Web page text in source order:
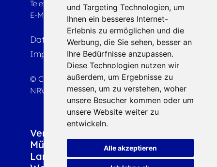
und Targeting Technologien, um
Ihnen ein besseres Internet-
Erlebnis zu ermöglichen und die
Werbung, die Sie sehen, besser an
Ihre Bedürfnisse anzupassen.
Diese Technologien nutzen wir
außerdem, um Ergebnisse zu
messen, um zu verstehen, woher
unsere Besucher kommen oder um
unsere Website weiter zu
entwickeln.
Alle akzeptieren
Telefax 02 01 8 27 74 - 99
E-Mail info(at)vamv-nrw.de
Datenschutz Presse
Kontakt
Impressum
© Copyright 2026 VAMV Landesverband
NRW e.V.
Verband allein erziehender
Mütter und Väter
Landesverband Nordrhein-